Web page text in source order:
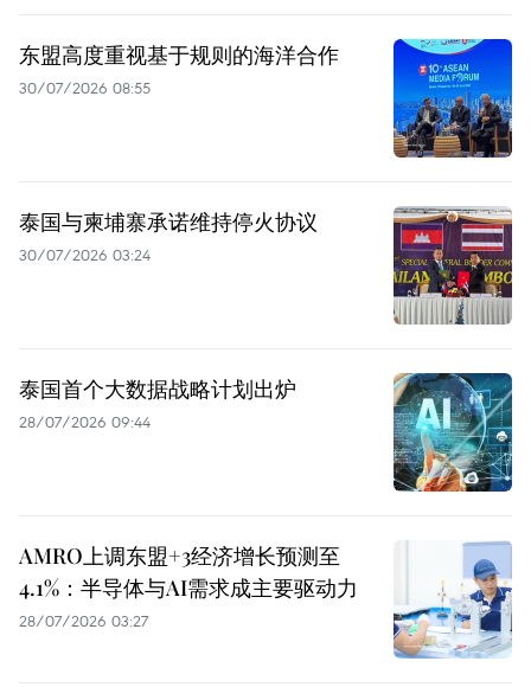
东盟高度重视基于规则的海洋合作
30/07/2026 08:55
泰国与柬埔寨承诺维持停火协议
30/07/2026 03:24
泰国首个大数据战略计划出炉
28/07/2026 09:44
AMRO上调东盟+3经济增长预测至
4.1%：半导体与AI需求成主要驱动力
28/07/2026 03:27